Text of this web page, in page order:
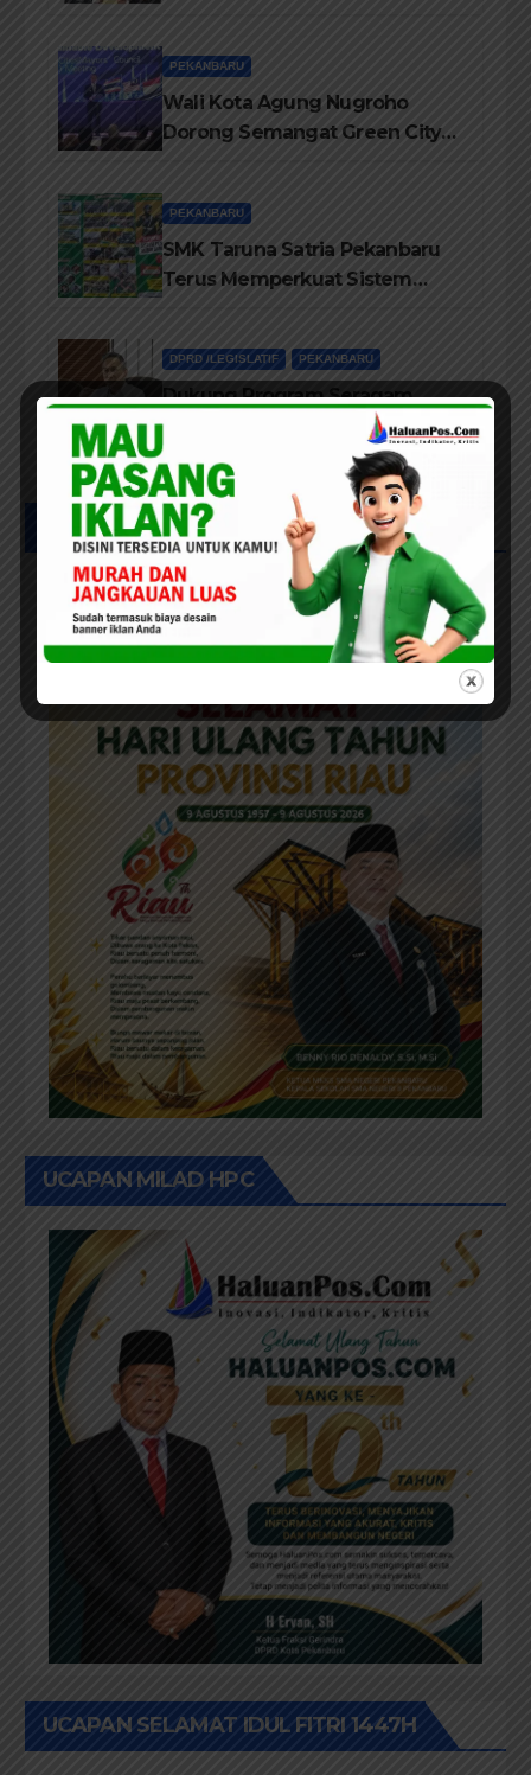
PEKANBARU
Wali Kota Agung Nugroho
Dorong Semangat Green City
PEKANBARU
SMK Taruna Satria Pekanbaru
Terus Memperkuat Sistem
DPRD /LEGISLATIF PEKANBARU
Dukung Program Seragam
Gratis, Komisi III DPRD
Pekanbaru sebut Anggaran
Rehab Sekolah Harus
Diprioritaskan
UCAPAN IKLAN HUT RIAU KE-69
UCAPAN MILAD HPC
UCAPAN SELAMAT IDUL FITRI 1447H